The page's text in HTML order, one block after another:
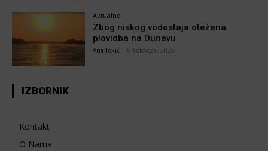
Aktualno
Zbog niskog vodostaja otežana
plovidba na Dunavu
Ana Tokić 6 kolovoza, 2026
IZBORNIK
Kontakt
O Nama